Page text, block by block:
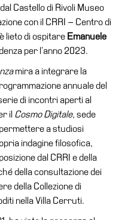
Castello di Rivoli Museo
con il CRRI – Centro di
lieto di ospitare Emanuele
per l’anno 2023.
mira a integrare la
annuale del
di incontri aperti al
il Cosmo Digitale, sede
a studiosi
indagine filosofica,
dal CRRI e della
della consultazione dei
della Collezione di
nella Villa Cerruti.